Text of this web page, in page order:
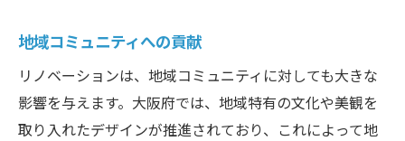
地域コミュニティへの貢献
リノベーションは、地域コミュニティに対しても大きな
影響を与えます。大阪府では、地域特有の文化や美観を
取り入れたデザインが推進されており、これによって地